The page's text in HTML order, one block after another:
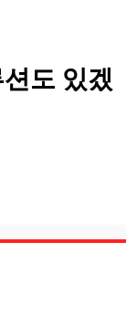
도 있겠